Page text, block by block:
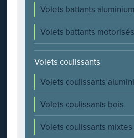
Volets battants aluminium
Volets battants motorisés
Volets coulissants
Volets coulissants
Volets coulissants bois
Volets coulissants mixtes